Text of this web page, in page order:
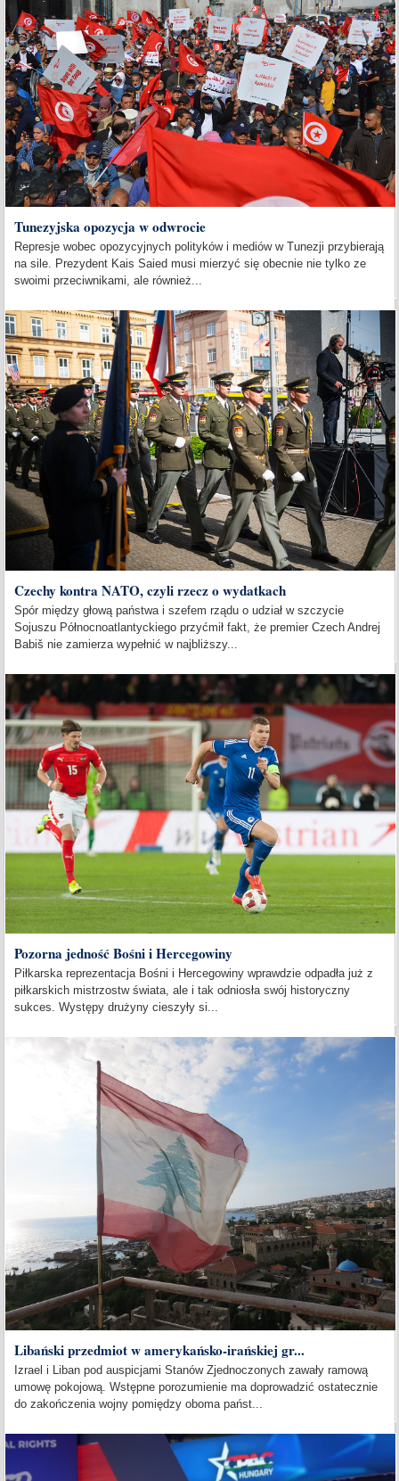
Tunezyjska opozycja w odwrocie
Represje wobec opozycyjnych polityków i mediów w Tunezji przybierają
na sile. Prezydent Kais Saied musi mierzyć się obecnie nie tylko ze
swoimi przeciwnikami, ale również...
Czechy kontra NATO, czyli rzecz o wydatkach
Spór między głową państwa i szefem rządu o udział w szczycie
Sojuszu Północnoatlantyckiego przyćmił fakt, że premier Czech Andrej
Babiš nie zamierza wypełnić w najbliższy...
Pozorna jedność Bośni i Hercegowiny
Piłkarska reprezentacja Bośni i Hercegowiny wprawdzie odpadła już z
piłkarskich mistrzostw świata, ale i tak odniosła swój historyczny
sukces. Występy drużyny cieszyły si...
Libański przedmiot w amerykańsko-irańskiej gr...
Izrael i Liban pod auspicjami Stanów Zjednoczonych zawały ramową
umowę pokojową. Wstępne porozumienie ma doprowadzić ostatecznie
do zakończenia wojny pomiędzy oboma państ...